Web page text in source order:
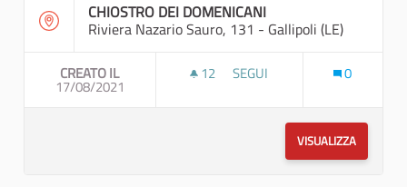
CHIOSTRO DEI DOMENICANI
Riviera Nazario Sauro, 131 - Gallipoli (LE)
CREATO IL
17/08/2021
12 12 SOSTENITORI
SEGUI 0
VISUALIZZA